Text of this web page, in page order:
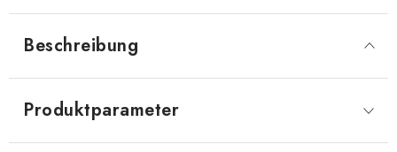
Beschreibung
Produktparameter